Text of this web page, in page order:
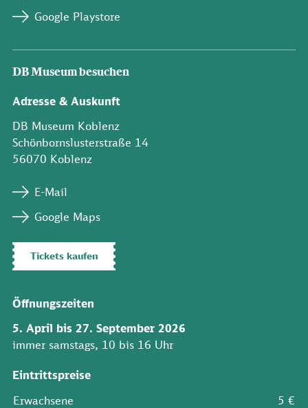
Google Playstore
DB Museum besuchen
Adresse & Auskunft
DB Museum Koblenz
Schönbornslusterstraße 14
56070 Koblenz
E-Mail
Google Maps
Tickets kaufen
Öffnungszeiten
5. April bis 27. September 2026
immer samstags, 10 bis 16 Uhr
Eintrittspreise
Erwachsene
5 €